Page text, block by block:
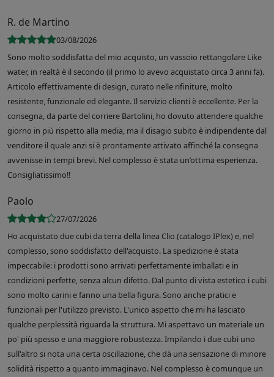
R. de Martino
03/08/2026
Sono molto soddisfatta del mio acquisto, un vassoio rettangolare Like
water, in realtà è il secondo (il primo lo avevo acquistato circa 3 anni fa).
Articolo effettivamente di design, curato nelle rifiniture, molto
resistente, funzionale ed elegante. Il servizio clienti è eccellente. Per la
consegna, da parte del corriere Bartolini, ho dovuto attendere qualche
giorno in più rispetto alla media, ma il disagio subito è indipendente dal
venditore il quale anzi si è prontamente attivato affinché la consegna
avvenisse in tempi brevi. Nel complesso è stata un’ottima esperienza.
Consigliatissimo!!
Paolo
27/07/2026
Ho acquistato due cubi da terra della linea Clio (catalogo IPlex) e, nel
complesso, sono soddisfatto dell'acquisto. La spedizione è stata
impeccabile: i prodotti sono arrivati perfettamente imballati e in
condizioni perfette, senza alcun difetto. Dal punto di vista estetico i cubi
sono molto carini e fanno una bella figura. Sono anche pratici e
funzionali per l'utilizzo previsto. L'unico aspetto che mi ha lasciato
qualche perplessità riguarda la struttura. Mi aspettavo un materiale un
po' più spesso e una maggiore robustezza. Impilando i due cubi uno
sull'altro si nota una certa oscillazione, che dà una sensazione di minore
solidità rispetto a quanto immaginavo. Nel complesso è comunque un